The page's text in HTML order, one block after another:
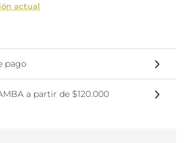
actual
pago
a partir de $120.000